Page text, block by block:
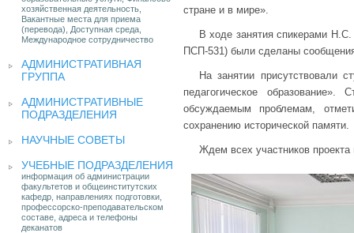
хозяйственная деятельность,
Вакантные места для приема
(перевода), Доступная среда,
Международное сотрудничество
АДМИНИСТРАТИВНАЯ
ГРУППА
АДМИНИСТРАТИВНЫЕ
ПОДРАЗДЕЛЕНИЯ
НАУЧНЫЕ СОВЕТЫ
УЧЕБНЫЕ ПОДРАЗДЕЛЕНИЯ
информация об администрации
факультетов и общеинститутских
кафедр, направлениях подготовки,
профессорско-преподавательском
составе, адреса и телефоны
деканатов
стране и в мире».
В ходе занятия спикерами
ПСП-531) были сделаны
На занятии присутствовали
педагогическое
обсуждаемым проблемам,
сохранению исторической памяти.
Ждем всех участников